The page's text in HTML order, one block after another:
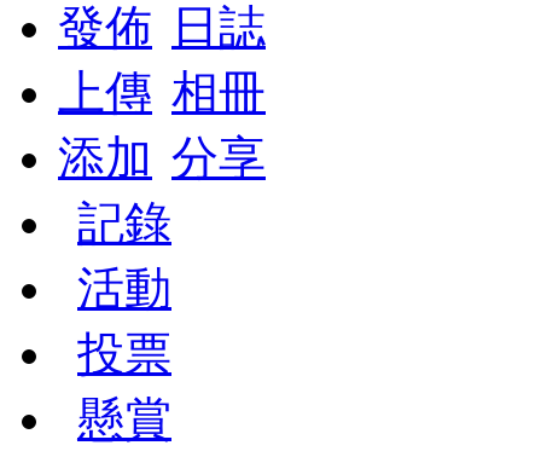
發佈
日誌
上傳 相冊
添加 分享
記錄
活動
投票
懸賞